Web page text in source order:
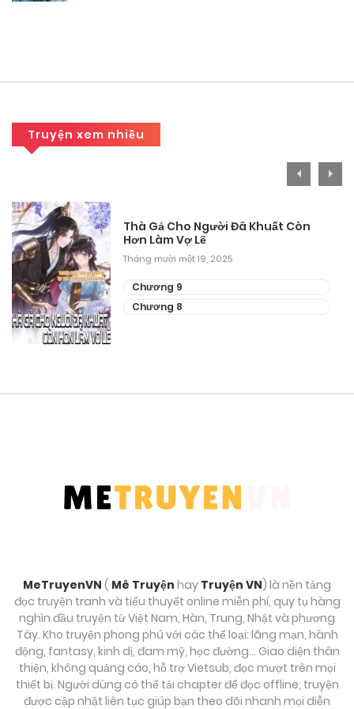
Tháng 9 27, 2025
Chương 104
Chương 103
Tháng 9 27, 2025
Chương 102
Tháng 9 27, 2025
Chương 99
Tháng 9 27, 2025
Chương 97
Tháng 9 27, 2025
Chương 96
Tháng 9 27, 2025
Truyện xem nhiều
Thà Gả Cho Người Đã Khuất Còn
Hơn Làm Vợ Lẽ
Tháng mười một 19, 2025
Chương 9
Chương 8
MeTruyenVN ( Mê Truyện hay Truyện VN) là nền tảng
đọc truyện tranh và tiểu thuyết online miễn phí, quy tụ hàng
nghìn đầu truyện từ Việt Nam, Hàn, Trung, Nhật và phương
Tây. Kho truyện phong phú với các thể loại: lãng mạn, hành
động, fantasy, kinh dị, đam mỹ, học đường… Giao diện thân
thiện, không quảng cáo, hỗ trợ Vietsub, đọc mượt trên mọi
thiết bị. Người dùng có thể tải chapter để đọc offline, truyện
được cập nhật liên tục giúp bạn theo dõi nhanh mọi diễn